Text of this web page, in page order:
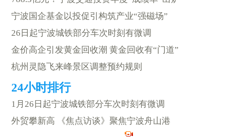
宁波国企基金以投促引构筑产业“强磁场”
26日起宁波城铁部分车次时刻有微调
金价高企引发黄金回收潮 黄金回收有“门道”
杭州灵隐飞来峰景区调整预约规则
1月26日起宁波城铁部分车次时刻有微调
外贸攀新高 《焦点访谈》聚焦宁波舟山港